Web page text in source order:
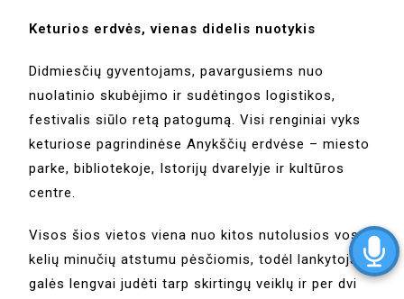
Keturios erdvės, vienas didelis nuotykis
Didmiesčių gyventojams, pavargusiems nuo
nuolatinio skubėjimo ir sudėtingos logistikos,
festivalis siūlo retą patogumą. Visi renginiai vyks
keturiose pagrindinėse Anykščių erdvėse – miesto
parke, bibliotekoje, Istorijų dvarelyje ir kultūros
centre.
Visos šios vietos viena nuo kitos nutolusios vos
kelių minučių atstumu pėsčiomis, todėl lankytojai
galės lengvai judėti tarp skirtingų veiklų ir per dvi